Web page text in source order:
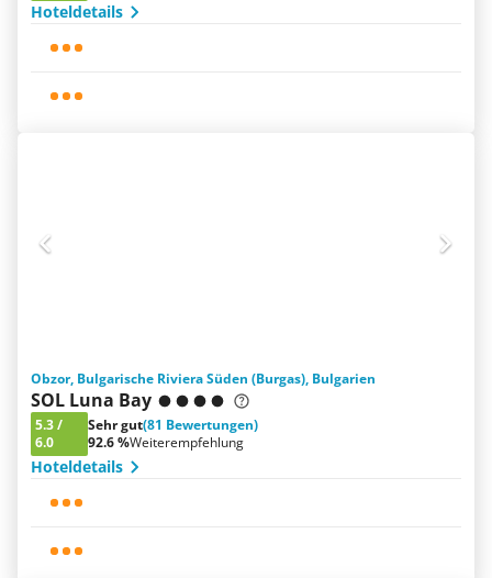
Hoteldetails
Obzor, Bulgarische Riviera Süden (Burgas), Bulgarien
SOL Luna Bay
5.3/
6.0
Sehr gut(81 Bewertungen)
92.6 %Weiterempfehlung
Hoteldetails